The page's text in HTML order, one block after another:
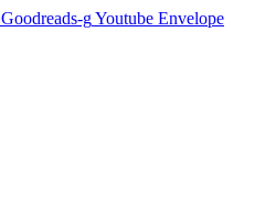
Goodreads-gYoutube Envelope